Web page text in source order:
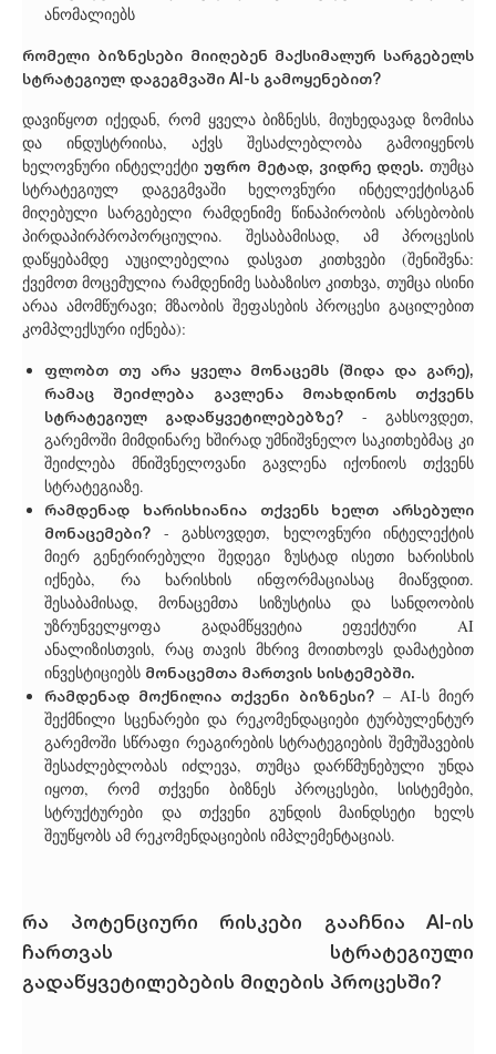
ანომალიებს
რომელი ბიზნესები მიიღებენ მაქსიმალურ სარგებელს
სტრატეგიულ დაგეგმვაში AI-ს გამოყენებით?
დავიწყოთ იქედან, რომ ყველა ბიზნესს, მიუხედავად ზომისა
და ინდუსტრიისა, აქვს შესაძლებლობა გამოიყენოს
ხელოვნური ინტელექტიუფრო მეტად, ვიდრე დღეს. თუმცა
სტრატეგიულ დაგეგმვაში ხელოვნური ინტელექტისგან
მიღებული სარგებელი რამდენიმე წინაპირობის არსებობის
პირდაპირპროპორციულია. შესაბამისად, ამ პროცესის
დაწყებამდე აუცილებელია დასვათ კითხვები (შენიშვნა:
ქვემოთ მოცემულია რამდენიმე საბაზისო კითხვა, თუმცა ისინი
არაა ამომწურავი; მზაობის შეფასების პროცესი გაცილებით
კომპლექსური იქნება):
ფლობთ თუ არა ყველა მონაცემს (შიდა და გარე),
რამაც შეიძლება გავლენა მოახდინოს თქვენს
სტრატეგიულ გადაწყვეტილებებზე? - გახსოვდეთ,
გარემოში მიმდინარე ხშირად უმნიშვნელო საკითხებმაც კი
შეიძლება მნიშვნელოვანი გავლენა იქონიოს თქვენს
სტრატეგიაზე.
რამდენად ხარისხიანია თქვენს ხელთ არსებული
მონაცემები? - გახსოვდეთ, ხელოვნური ინტელექტის
მიერ გენერირებული შედეგი ზუსტად ისეთი ხარისხის
იქნება, რა ხარისხის ინფორმაციასაც მიაწვდით.
შესაბამისად, მონაცემთა სიზუსტისა და სანდოობის
უზრუნველყოფა გადამწყვეტია ეფექტური AI
ანალიზისთვის, რაც თავის მხრივ მოითხოვს დამატებით
ინვესტიციებს მონაცემთა მართვის სისტემებში.
რამდენად მოქნილია თქვენი ბიზნესი?– AI-ს მიერ
შექმნილი სცენარები და რეკომენდაციები ტურბულენტურ
გარემოში სწრაფი რეაგირების სტრატეგიების შემუშავების
შესაძლებლობას იძლევა, თუმცა დარწმუნებული უნდა
იყოთ, რომ თქვენი ბიზნეს პროცესები, სისტემები,
სტრუქტურები და თქვენი გუნდის მაინდსეტი ხელს
შეუწყობს ამ რეკომენდაციების იმპლემენტაციას.
რა პოტენციური რისკები გააჩნია AI-ის
ჩართვას სტრატეგიული
გადაწყვეტილებების მიღების პროცესში?